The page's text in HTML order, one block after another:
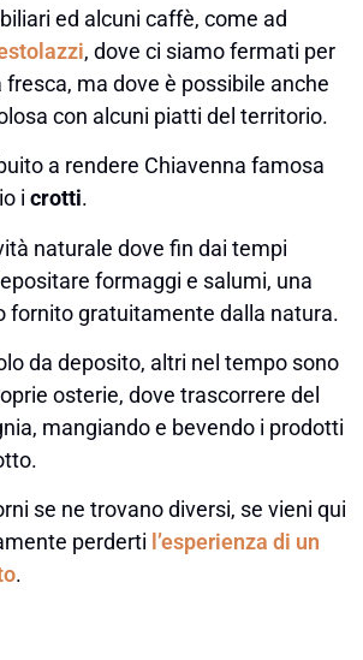
ed alcuni caffè, come ad
, dove ci siamo fermati per
ma dove è possibile anche
con alcuni piatti del territorio.
a rendere Chiavenna famosa
i crotti.
naturale dove fin dai tempi
formaggi e salumi, una
fornito gratuitamente dalla natura.
da deposito, altri nel tempo sono
osterie, dove trascorrere del
mangiando e bevendo i prodotti
se ne trovano diversi, se vieni qui
perderti l’esperienza di un
.